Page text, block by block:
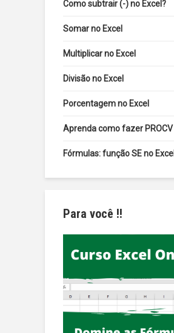
Como subtrair (-) no Excel?
Somar no Excel
Multiplicar no Excel
Divisão no Excel
Porcentagem no Excel
Aprenda como fazer PROCV
Fórmulas: função SE no Excel
Para você !!